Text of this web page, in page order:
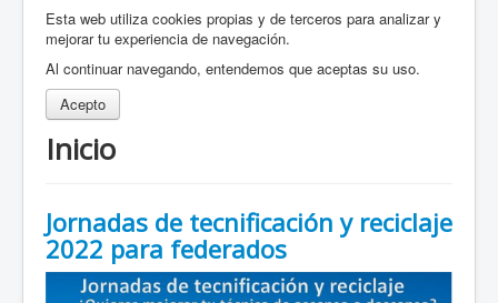
Esta web utiliza cookies propias y de terceros para analizar y
mejorar tu experiencia de navegación.
Al continuar navegando, entendemos que aceptas su uso.
Acepto
Inicio
Jornadas de tecnificación y reciclaje
2022 para federados